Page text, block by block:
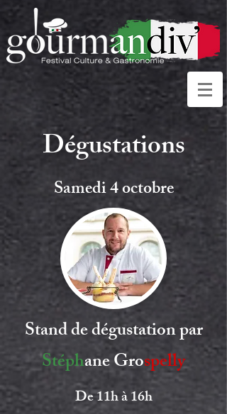
Dégustations
Samedi 4 octobre
Stand de dégustation par
Stéphane Grospelly
De11hà 16h